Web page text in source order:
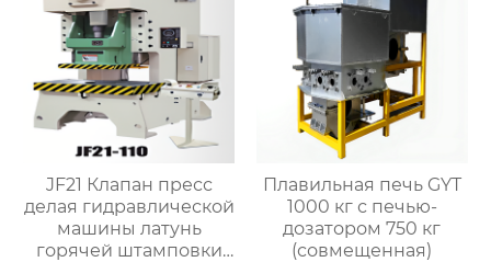
JF21 Клапан пресс
делая гидравлической
машины латунь
горячей штамповки
Плавильная печь GYT
1000 кг с печью-
дозатором 750 кг
(совмещенная)